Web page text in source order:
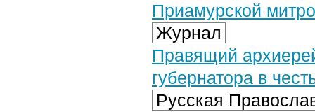
Приамурской
Журнал
Правящий
губернатора в
Русская